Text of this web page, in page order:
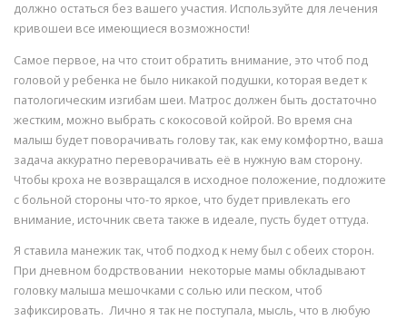
должно остаться без вашего участия. Используйте для лечения
кривошеи все имеющиеся возможности!
Самое первое, на что стоит обратить внимание, это чтоб под
головой у ребенка не было никакой подушки, которая ведет к
патологическим изгибам шеи. Матрос должен быть достаточно
жестким, можно выбрать с кокосовой койрой. Во время сна
малыш будет поворачивать голову так, как ему комфортно, ваша
задача аккуратно переворачивать её в нужную вам сторону.
Чтобы кроха не возвращался в исходное положение, подложите
с больной стороны что-то яркое, что будет привлекать его
внимание, источник света также в идеале, пусть будет оттуда.
Я ставила манежик так, чтоб подход к нему был с обеих сторон.
При дневном бодрствовании некоторые мамы обкладывают
головку малыша мешочками с солью или песком, чтоб
зафиксировать. Лично я так не поступала, мысль, что в любую